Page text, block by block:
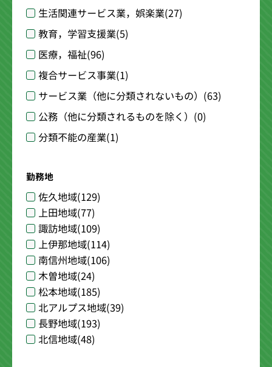
生活関連サービス業，娯楽業(27)
教育，学習支援業(5)
医療，福祉(96)
複合サービス事業(1)
サービス業（他に分類されないもの） (63)
公務（他に分類されるものを除く） (0)
分類不能の産業(1)
勤務地
佐久地域(129)
上田地域(77)
諏訪地域(109)
上伊那地域(114)
南信州地域(106)
木曽地域(24)
松本地域(185)
北アルプス地域(39)
長野地域(193)
北信地域(48)